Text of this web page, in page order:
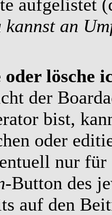
aufgelistet
an
lösche
der
bist,
oder
nur
-Button des
auf den